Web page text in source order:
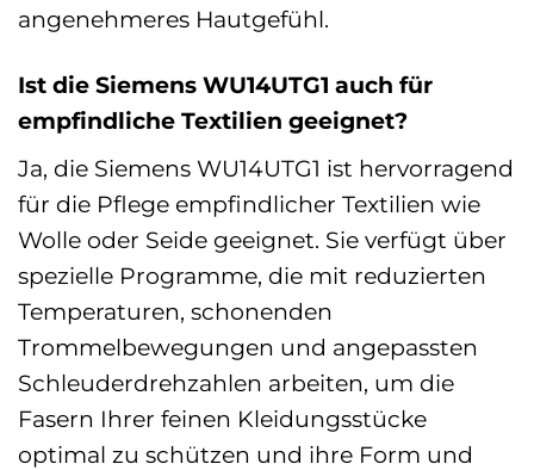
angenehmeres Hautgefühl.
Ist die Siemens WU14UTG1 auch für
empfindliche Textilien geeignet?
Ja, die Siemens WU14UTG1 ist hervorragend
für die Pflege empfindlicher Textilien wie
Wolle oder Seide geeignet. Sie verfügt über
spezielle Programme, die mit reduzierten
Temperaturen, schonenden
Trommelbewegungen und angepassten
Schleuderdrehzahlen arbeiten, um die
Fasern Ihrer feinen Kleidungsstücke
optimal zu schützen und ihre Form und